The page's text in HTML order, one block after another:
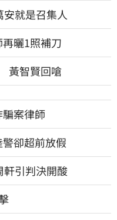
就是召集人
曬1照補刀
黃智賢回嗆
案律師
卻超前放假
引判決開酸